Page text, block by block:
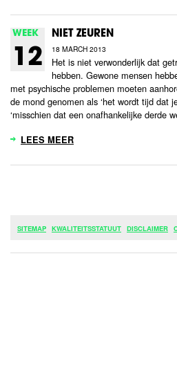
WEEK
12
NIET ZEUREN
18 MARCH 2013
Het is niet verwonderlijk dat
hebben. Gewone mensen
met psychische problemen moeten
de mond genomen als ‘het wordt tijd dat
‘misschien dat een onafhankelijke derde
LEES MEER
SITEMAP KWALITEITSSTATUUT DISCLAIMER